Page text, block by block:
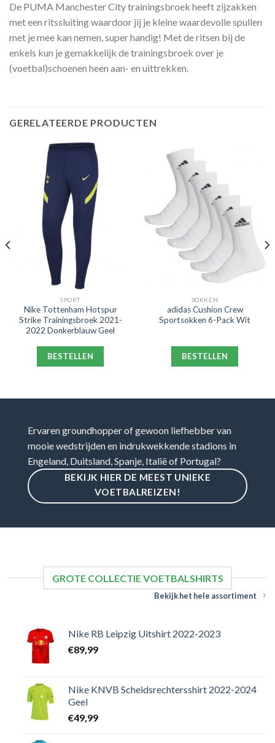
De PUMA Manchester City trainingsbroek heeft zijzakken
met een ritssluiting waardoor jij je kleine waardevolle spullen
met je mee kan nemen, super handig! Met de ritsen bij de
enkels kun je gemakkelijk de trainingsbroek over je
(voetbal)schoenen heen aan- en uittrekken.
GERELATEERDE PRODUCTEN
SPORT
Nike Tottenham Hotspur
Strike Trainingsbroek 2021-
2022 Donkerblauw Geel
BESTELLEN
SOKKEN
adidas Cushion Crew
Sportsokken 6-Pack Wit
BESTELLEN
Ervaren groundhopper of gewoon liefhebber van
mooie wedstrijden en indrukwekkende stadions in
Engeland, Duitsland, Spanje, Italië of Portugal?
BEKIJK HIER DE MEEST UNIEKE
VOETBALREIZEN!
GROTE COLLECTIE VOETBALSHIRTS
Bekijk het hele assortiment
Nike RB Leipzig Uitshirt 2022-2023
€89,99
Nike KNVB Scheidsrechtersshirt 2022-2024
Geel
€49,99